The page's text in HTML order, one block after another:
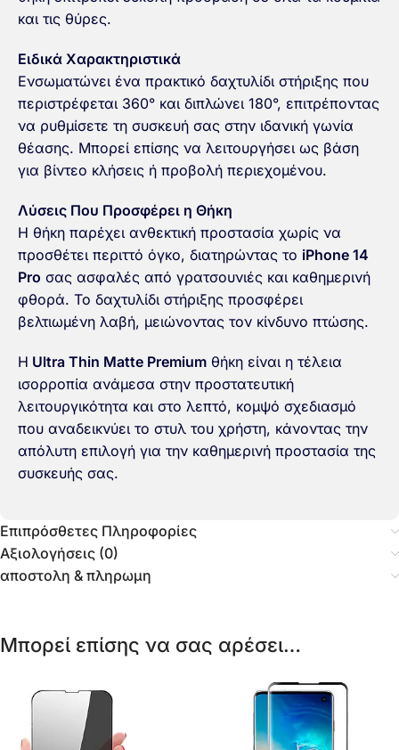
και τις θύρες.
Ειδικά Χαρακτηριστικά
Ενσωματώνει ένα πρακτικό δαχτυλίδι στήριξης που
περιστρέφεται 360° και διπλώνει 180°, επιτρέποντας
να ρυθμίσετε τη συσκευή σας στην ιδανική γωνία
θέασης. Μπορεί επίσης να λειτουργήσει ως βάση
για βίντεο κλήσεις ή προβολή περιεχομένου.
Λύσεις Που Προσφέρει η Θήκη
Η θήκη παρέχει ανθεκτική προστασία χωρίς να
προσθέτει περιττό όγκο, διατηρώντας το iPhone 14
Pro σας ασφαλές από γρατσουνιές και καθημερινή
φθορά. Το δαχτυλίδι στήριξης προσφέρει
βελτιωμένη λαβή, μειώνοντας τον κίνδυνο πτώσης.
Η Ultra Thin Matte Premium θήκη είναι η τέλεια
ισορροπία ανάμεσα στην προστατευτική
λειτουργικότητα και στο λεπτό, κομψό σχεδιασμό
που αναδεικνύει το στυλ του χρήστη, κάνοντας την
απόλυτη επιλογή για την καθημερινή προστασία της
συσκευής σας.
Επιπρόσθετες Πληροφορίες
Αξιολογήσεις (0)
αποστολη & πληρωμη
Μπορεί επίσης να σας αρέσει…